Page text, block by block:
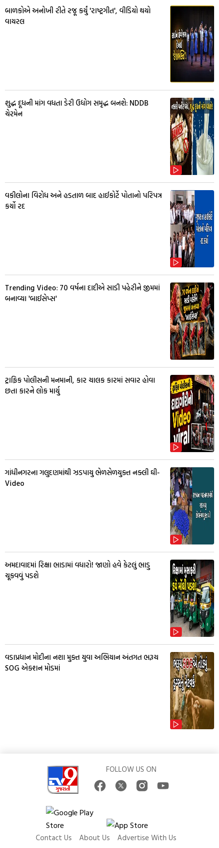
બાળકોએ અનોખી રીતે રજૂ કર્યું 'રાષ્ટ્રગીત', વીડિયો થયો
વાયરલ
શુદ્ધ દૂધની માંગ વધતા ડેરી ઉદ્યોગ સમૃદ્ધ બનશે: NDDB
ચેરમેન
વકીલોના વિરોધ અને હડતાળ બાદ હાઈકોર્ટે પોતાનો પરિપત્ર
કર્યો રદ
Trending Video: 70 વર્ષના દાદીએ સાડી પહેરીને જીમમાં
બનાવ્યા 'બાઈસેપ્સ'
ટ્રાફિક પોલીસની મનમાની, કાર ચાલક કારમાં સવાર હોવા
છતા કારને લોક માર્યુ
ગાંધીનગરના ગલુદણમાંથી ઝડપાયુ ભેળસેળયુક્ત નક્લી ઘી-
Video
અમદાવાદમાં રિક્ષા ભાડામાં વધારો! જાણો હવે કેટલું ભાડુ
ચૂકવવું પડશે
વડાપ્રધાન મોદીના નશા મુક્ત યુવા અભિયાન અંતગત ભરૂચ
SOG એક્શન મોડમાં
FOLLOW US ON
Contact Us About Us Advertise With Us